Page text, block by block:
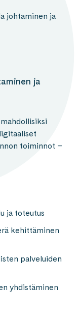
johtaminen ja
ja
toiminnot ​–
ja toteutus​
kehittäminen
palveluiden
yhdistäminen